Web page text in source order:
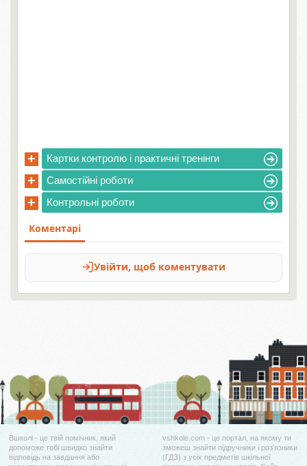
+ Картки контролю і практичні тренінги
+ Самостійні роботи
+ Контрольні роботи
Вшколі - це твій помічник, який
допоможе тобі швидко знайти
відповідь на завдання або
vshkole.com - це портал, на якому ти
зможеш знайти підручники і роз'язники
(ГДЗ) з усіх предметів шкільної